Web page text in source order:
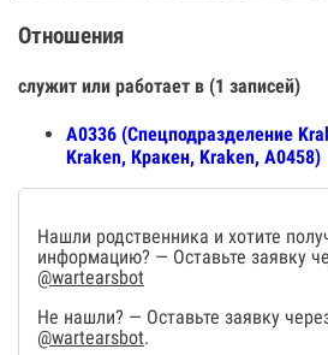
Отношения
служит или работает в (1 записей)
А0336 (Спецподразделение
Kraken, Кракен, Kraken, А0458)
Нашли родственника и хотите
информацию? — Оставьте заявку
@wartearsbot
Не нашли? — Оставьте заявку
@wartearsbot.